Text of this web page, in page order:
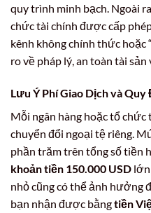
quy trình minh bạch. Ngoài
chức tài chính được cấp
kênh không chính thức hoặc
ro về pháp lý, an toàn tài
Lưu Ý Phí Giao Dịch và Quy
Mỗi ngân hàng hoặc tổ chức
chuyển đổi ngoại tệ riêng.
phần trăm trên tổng số tiền
khoản tiền 150.000 USD
nhỏ cũng có thể ảnh hưởng
bạn nhận được bằngtiền